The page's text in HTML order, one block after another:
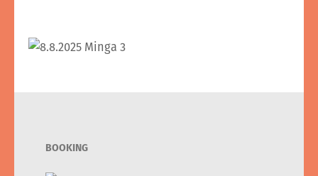
BOOKING